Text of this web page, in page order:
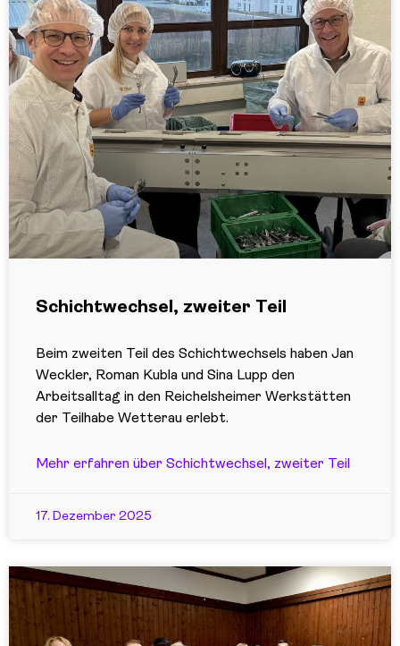
Schichtwechsel, zweiter Teil
Beim zweiten Teil des Schichtwechsels haben Jan
Weckler, Roman Kubla und Sina Lupp den
Arbeitsalltag in den Reichelsheimer Werkstätten
der Teilhabe Wetterau erlebt.
Mehr erfahren über Schichtwechsel, zweiter Teil
17. Dezember 2025